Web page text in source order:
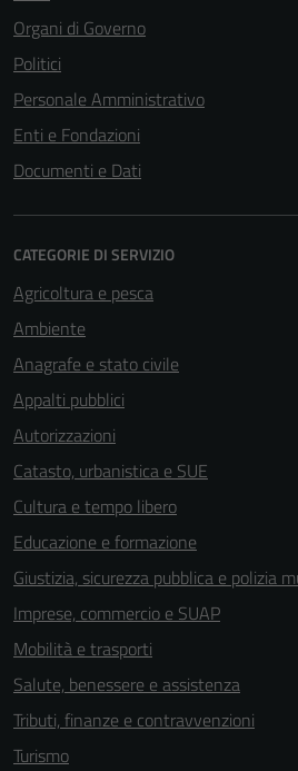
Organi di Governo
Politici
Personale Amministrativo
Enti e Fondazioni
Documenti e Dati
CATEGORIE DI SERVIZIO
Agricoltura e pesca
Ambiente
Anagrafe e stato civile
Appalti pubblici
Autorizzazioni
Catasto, urbanistica e SUE
Cultura e tempo libero
Educazione e formazione
Giustizia, sicurezza pubblica e polizia
Imprese, commercio e SUAP
Mobilità e trasporti
Salute, benessere e assistenza
Tributi, finanze e contravvenzioni
Turismo